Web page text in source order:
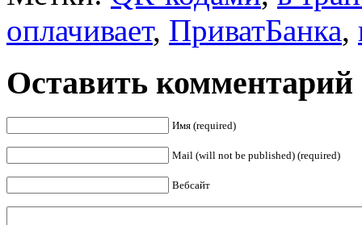
оплачивает, ПриватБанка,
Оставить комментарий
Имя (required)
Mail (will not be published) (required)
Вебсайт